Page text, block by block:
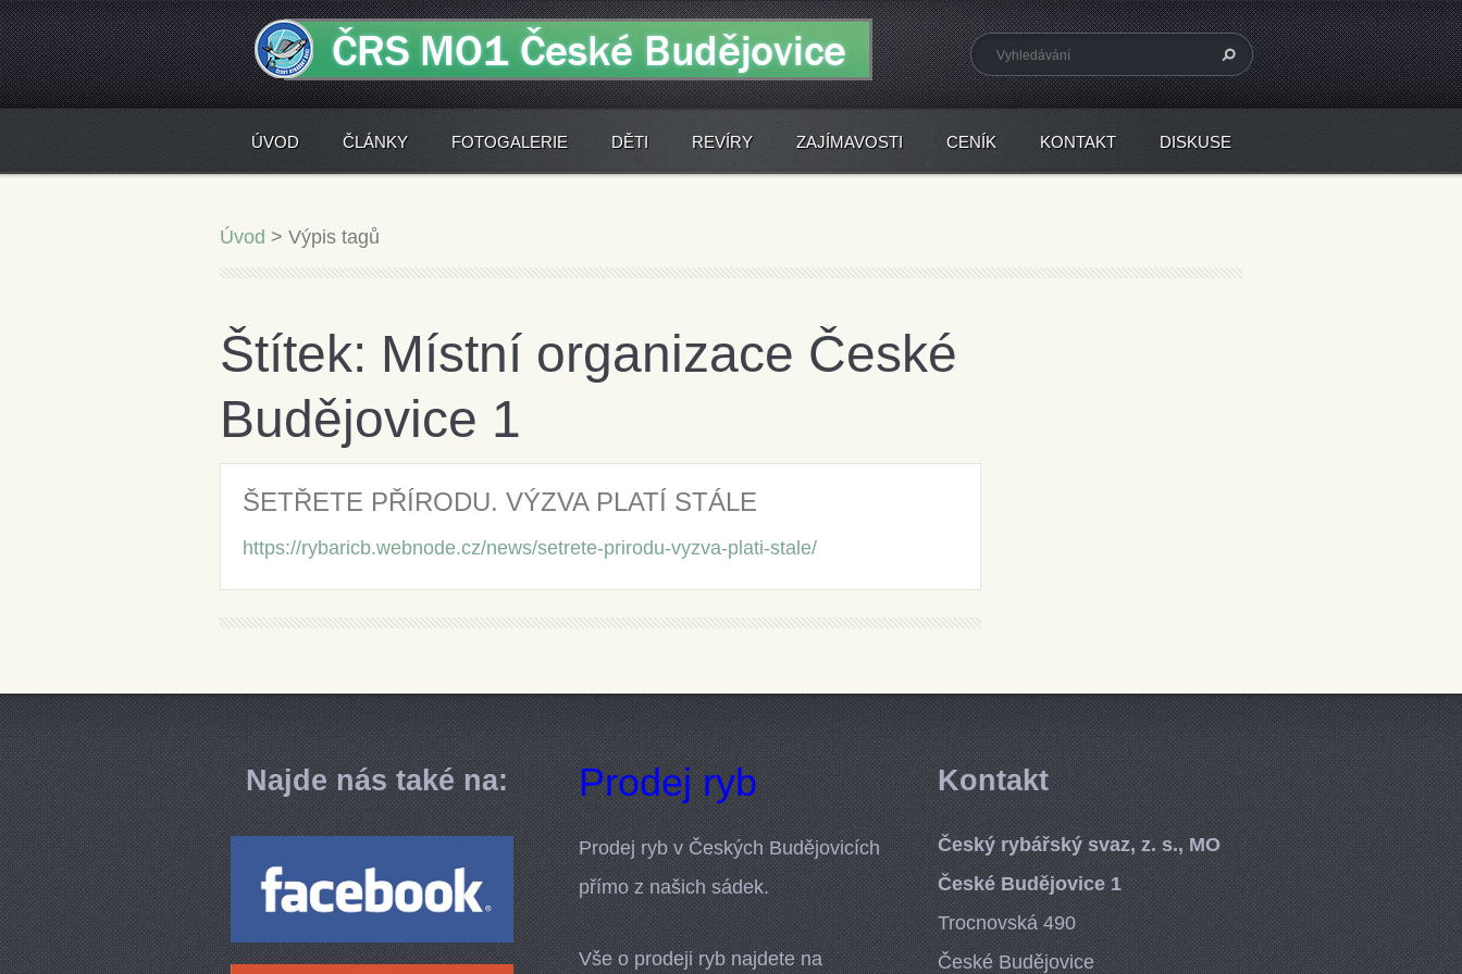
ÚVOD ČLÁNKY FOTOGALERIE DĚTI REVÍRY ZAJÍMAVOSTI CENÍK KONTAKT DISKUSE
Úvod > Výpis tagů
Štítek: Místní organizace České
Budějovice 1
ŠETŘETE PŘÍRODU. VÝZVA PLATÍ STÁLE
https://rybaricb.webnode.cz/news/setrete-prirodu-vyzva-plati-stale/
Najde nás také na: Prodej ryb
Prodej ryb v Českých Budějovicích
přímo z našich sádek.
Vše o prodeji ryb najdete na
Kontakt
Český rybářský svaz, z. s., MO
České Budějovice 1
Trocnovská 490
České Budějovice